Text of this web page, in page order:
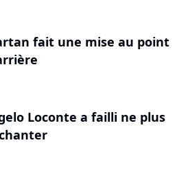
fait une mise au point
Loconte a failli ne plus